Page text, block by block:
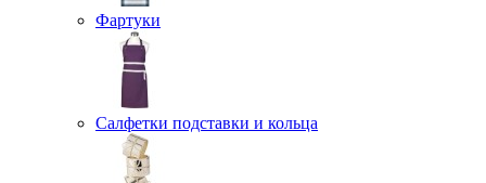
Фартуки
Салфетки подставки и кольца